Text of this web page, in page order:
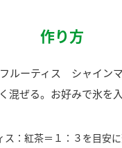
作り方
ルーティス シャイン
混ぜる。お好みで氷を入
：紅茶＝１：３を目安